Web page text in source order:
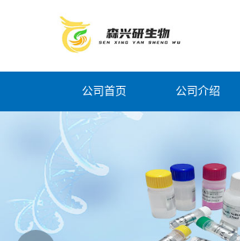
公司首页 公司介绍